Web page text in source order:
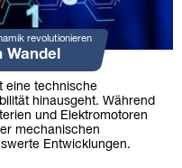
revolutionieren
eine technische
hinausgeht. Während
und Elektromotoren
mechanischen
Entwicklungen.